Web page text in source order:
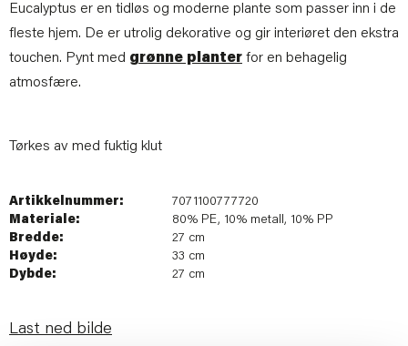
Eucalyptus er en tidløs og moderne plante som passer inn i de
fleste hjem. De er utrolig dekorative og gir interiøret den ekstra
touchen. Pynt med grønne planter for en behagelig
atmosfære.
Tørkes av med fuktig klut
Artikkelnummer:
7071100777720
Materiale:
80% PE, 10% metall, 10% PP
Bredde:
27 cm
Høyde:
33 cm
Dybde:
27 cm
Last ned bilde